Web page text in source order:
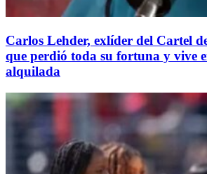
Carlos Lehder, exlíder del Cartel
que perdió toda su fortuna y vive
alquilada